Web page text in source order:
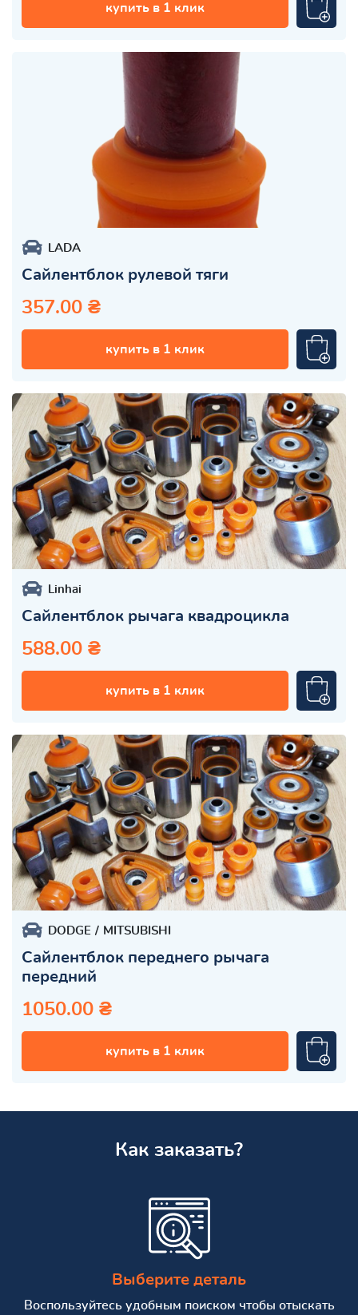
купить в 1 клик
LADA
Сайлентблок рулевой тяги
357.00 ₴
купить в 1 клик
Linhai
Сайлентблок рычага квадроцикла
588.00 ₴
купить в 1 клик
DODGE MITSUBISHI
Сайлентблок переднего рычага
передний
1050.00 ₴
купить в 1 клик
Как заказать?
Выберите деталь
Воспользуйтесь удобным поиском чтобы отыскать